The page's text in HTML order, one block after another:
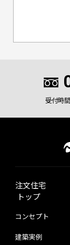
受付時
注文住宅
トップ
コンセプト
建築実例